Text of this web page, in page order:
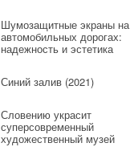
Шумозащитные экраны на
автомобильных дорогах:
надежность и эстетика
Синий залив (2021)
Словению украсит
суперсовременный
художественный музей